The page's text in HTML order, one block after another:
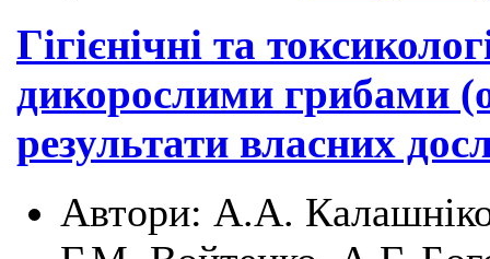
Гігієнічні та
дикорослими грибами
результати власних
Автори: А.А.